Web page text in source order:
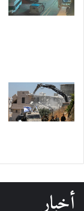
أخبار